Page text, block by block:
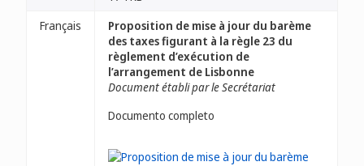
Français
Proposition de mise à jour du barème
des taxes figurant à la règle 23 du
règlement d’exécution de
l’arrangement de Lisbonne
Document établi par le Secrétariat
Documento completo